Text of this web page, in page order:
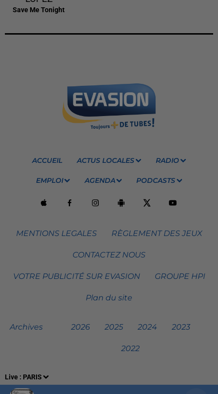
Live : PARIS
Save Me Tonight
ACCUEIL ACTUS LOCALES RADIO
EMPLOI AGENDA PODCASTS
MENTIONS LEGALES RÈGLEMENT DES JEUX
CONTACTEZ NOUS
VOTRE PUBLICITÉ SUR EVASION GROUPE HPI
Plan du site
Archives 2026 2025 2024 2023
2022